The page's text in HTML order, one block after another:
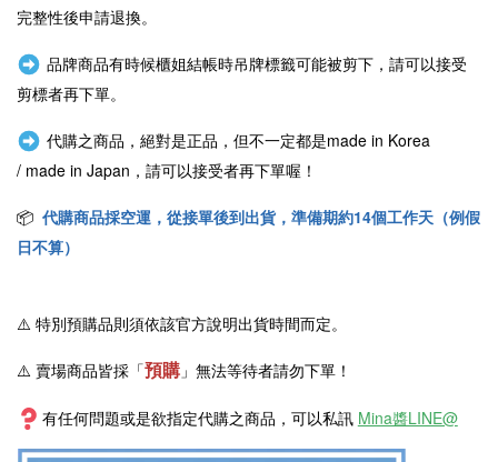
完整性後申請退換。
品牌商品有時候櫃姐結帳時吊牌標籤可能被剪下，請可以接受
剪標者再下單。
代購之商品，絕對是正品，但不一定都是made in Korea
/ made in Japan ，請可以接受者再下單喔！
📦 代購商品採空運，從接單後到出貨，準備期約14個工作天（例假
日不算）
⚠️ 特別預購品則須依該官方說明出貨時間而定。
⚠️ 賣場商品皆採 「預購 」 無法等待者請勿下單！
有任何問題或是欲指定代購之商品，可以私訊 Mina醬LINE@